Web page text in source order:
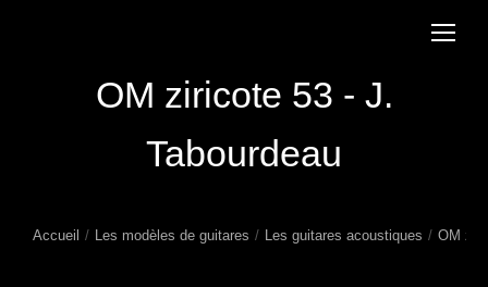
OM ziricote 53 - J.
Tabourdeau
Accueil Les modèles de guitares Les guitares acoustiques OM